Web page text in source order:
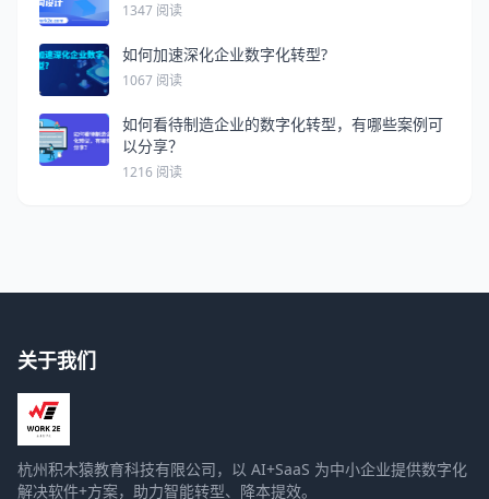
1347 阅读
如何加速深化企业数字化转型?
1067 阅读
如何看待制造企业的数字化转型，有哪些案例可
以分享？
1216 阅读
关于我们
杭州积木猿教育科技有限公司，以 AI+SaaS 为中小企业提供数字化
解决软件+方案，助力智能转型、降本提效。